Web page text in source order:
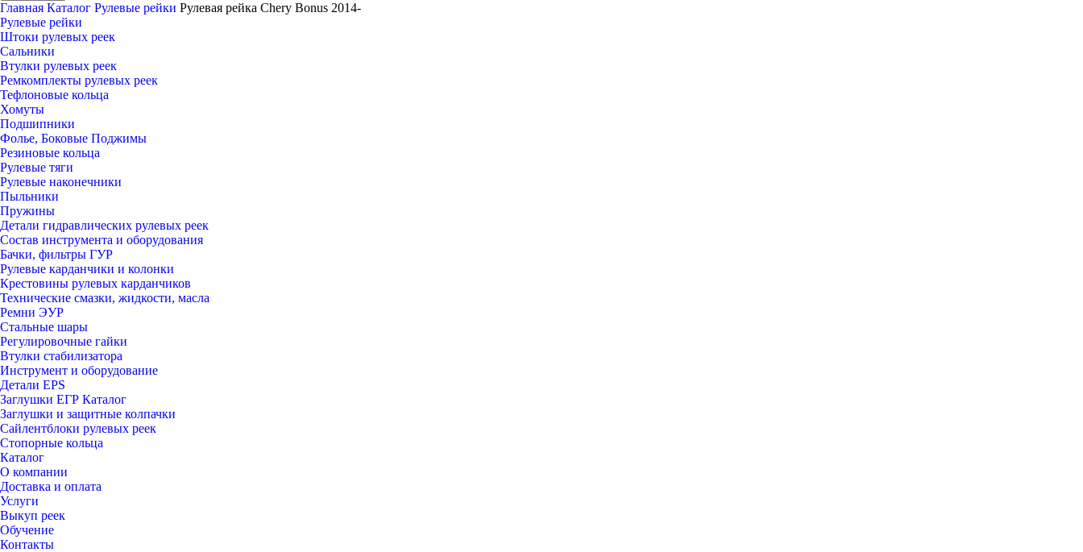
Главная Каталог Рулевые рейки Рулевая рейка Chery Bonus 2014-
Рулевые рейки
Штоки рулевых реек
Сальники
Втулки рулевых реек
Ремкомплекты рулевых реек
Тефлоновые кольца
Хомуты
Подшипники
Фолье, Боковые Поджимы
Резиновые кольца
Рулевые тяги
Рулевые наконечники
Пыльники
Пружины
Детали гидравлических рулевых реек
Состав инструмента и оборудования
Бачки, фильтры ГУР
Рулевые карданчики и колонки
Крестовины рулевых карданчиков
Технические смазки, жидкости, масла
Ремни ЭУР
Стальные шары
Регулировочные гайки
Втулки стабилизатора
Инструмент и оборудование
Детали EPS
Заглушки ЕГР Каталог
Заглушки и защитные колпачки
Сайлентблоки рулевых реек
Стопорные кольца
Каталог
О компании
Доставка и оплата
Услуги
Выкуп реек
Обучение
Контакты